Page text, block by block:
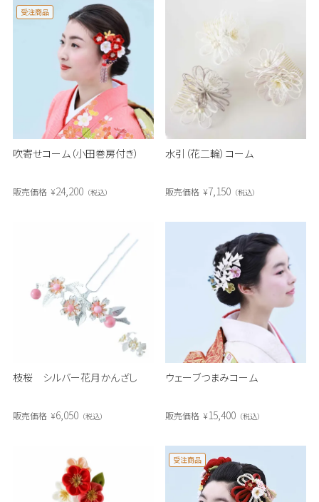
吹寄せコーム（小田巻房付き）
受注商品
販売価格 ¥24,200 税込
水引（花二輪）コーム
販売価格 ¥7,150 税込
枝桜 シルバー花月かんざし
販売価格 ¥6,050 税込
ウェーブつまみコーム
販売価格 ¥15,400 税込
受注商品